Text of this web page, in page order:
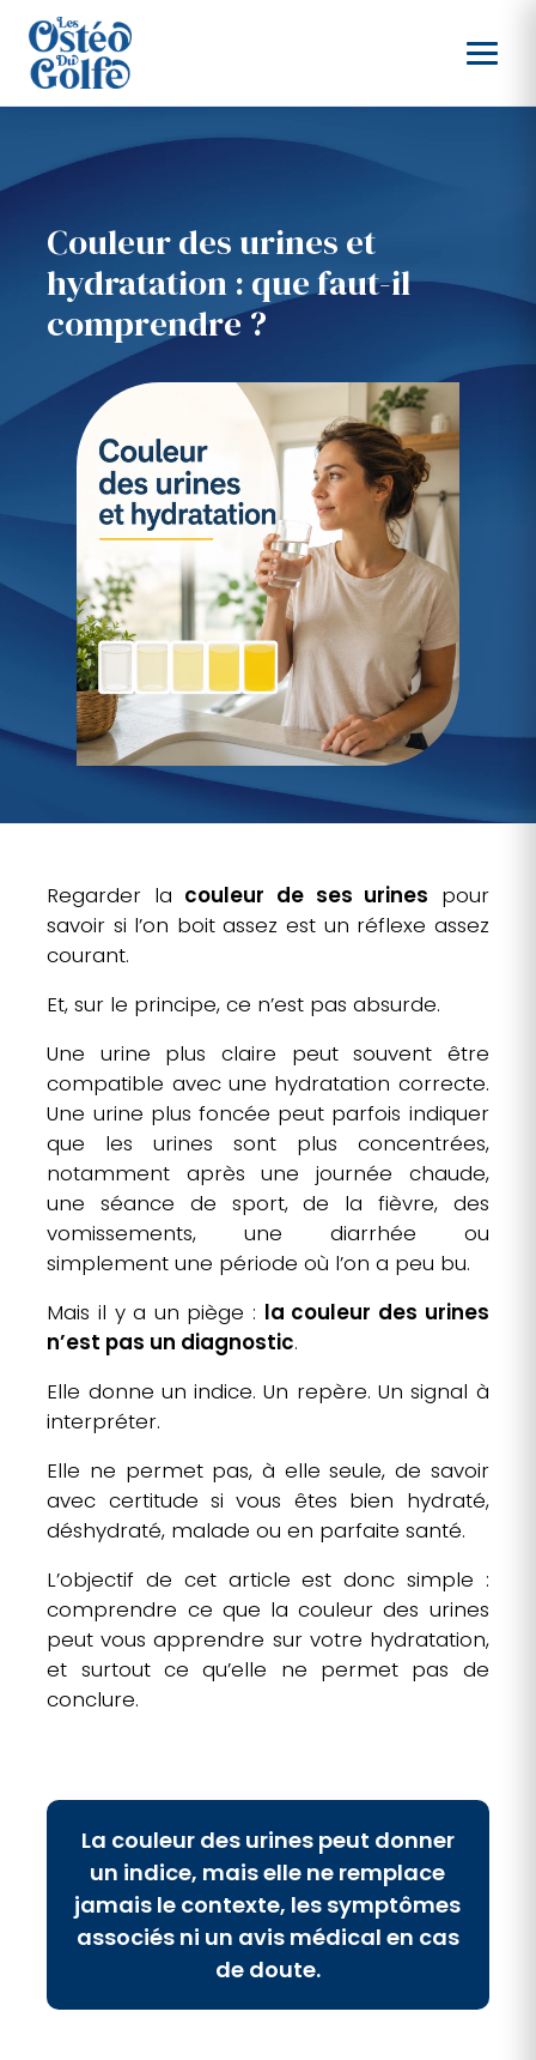
Couleur des urines et
hydratation : que faut-il
comprendre ?
Regarder la couleur de ses urines pour
savoir si l’on boit assez est un réflexe assez
courant.
Et, sur le principe, ce n’est pas absurde.
Une urine plus claire peut souvent être
compatible avec une hydratation correcte.
Une urine plus foncée peut parfois indiquer
que les urines sont plus concentrées,
notamment après une journée chaude,
une séance de sport, de la fièvre, des
vomissements, une diarrhée ou
simplement une période où l’on a peu bu.
Mais il y a un piège : la couleur des urines
n’est pas un diagnostic.
Elle donne un indice. Un repère. Un signal à
interpréter.
Elle ne permet pas, à elle seule, de savoir
avec certitude si vous êtes bien hydraté,
déshydraté, malade ou en parfaite santé.
L’objectif de cet article est donc simple :
comprendre ce que la couleur des urines
peut vous apprendre sur votre hydratation,
et surtout ce qu’elle ne permet pas de
conclure.
La couleur des urines peut donner
un indice, mais elle ne remplace
jamais le contexte, les symptômes
associés ni un avis médical en cas
de doute.